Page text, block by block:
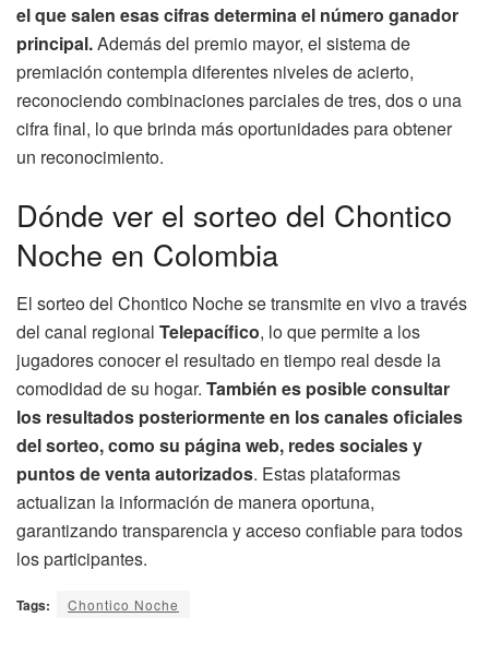
el que salen esas cifras determina el número ganador
principal.Además del premio mayor, el sistema de
premiación contempla diferentes niveles de acierto,
reconociendo combinaciones parciales de tres, dos o una
cifra final, lo que brinda más oportunidades para obtener
un reconocimiento.
Dónde ver el sorteo del Chontico
Noche en Colombia
El sorteo del Chontico Noche se transmite en vivo a través
del canal regional Telepacífico, lo que permite a los
jugadores conocer el resultado en tiempo real desde la
comodidad de su hogar. También es posible consultar
los resultados posteriormente en los canales oficiales
del sorteo, como su página web, redes sociales y
puntos de venta autorizados. Estas plataformas
actualizan la información de manera oportuna,
garantizando transparencia y acceso confiable para todos
los participantes.
Tags: Chontico Noche